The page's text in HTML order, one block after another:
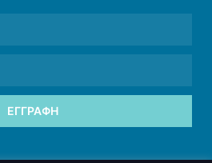
ΕΓΓΡΑΦΉ